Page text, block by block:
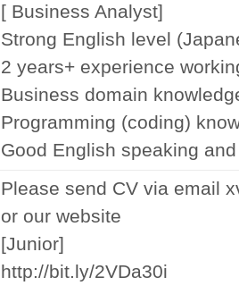
[ Business Analyst]
Strong English level
2 years+ experience
Business domain
Programming (coding)
Good English speaking
Please send CV via email
or our website
[Junior]
http://bit.ly/2VDa30i